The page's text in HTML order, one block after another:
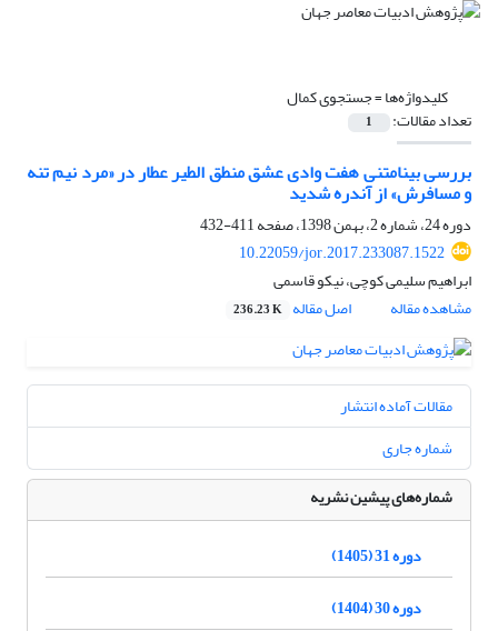
کلیدواژه‌ها =جستجوی کمال
تعداد مقالات: 1
بررسی بینامتنی هفت وادی عشق منطق الطیر عطار در «مرد نیم تنه
و مسافرش» از آندره شدید
دوره 24، شماره 2، بهمن 1398، صفحه
411-432
10.22059/jor.2017.233087.1522
ابراهیم سلیمی کوچی، نیکو قاسمی
مشاهده مقاله
اصل مقاله 236.23 K
مقالات آماده انتشار
شماره جاری
شماره‌های پیشین نشریه
دوره 31 (1405)
دوره 30 (1404)